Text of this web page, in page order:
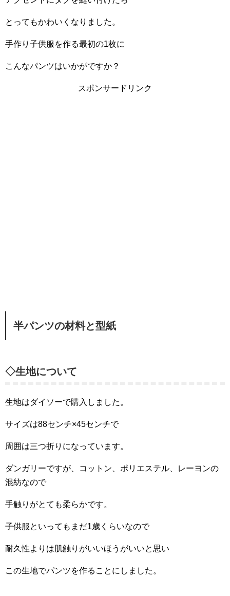
とってもかわいくなりました。
手作り子供服を作る最初の1枚に
こんなパンツはいかがですか？
スポンサードリンク
半パンツの材料と型紙
◇生地について
生地はダイソーで購入しました。
サイズは88センチ×45センチで
周囲は三つ折りになっています。
ダンガリーですが、コットン、ポリエステル、レーヨンの
混紡なので
手触りがとても柔らかです。
子供服といってもまだ1歳くらいなので
耐久性よりは肌触りがいいほうがいいと思い
この生地でパンツを作ることにしました。